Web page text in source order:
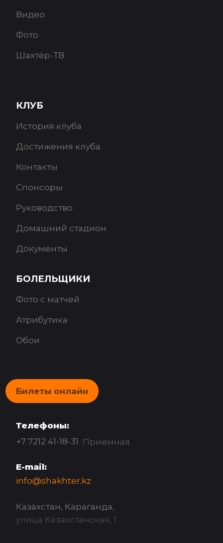
Видео
Фото
Шахтёр-ТВ
КЛУБ
История клуба
Достижения клуба
Контакты
Спонсоры
Руководство
Домашний стадион
Документы
БОЛЕЛЬЩИКИ
Фото с матчей
Атрибутика
Обои
Билеты онлайн
Телефоны:
+7 7212 41-18-31 Приёмная
E-mail:
info@shakhter.kz
Казахстан, Караганда,
улица Казахстанская, 1